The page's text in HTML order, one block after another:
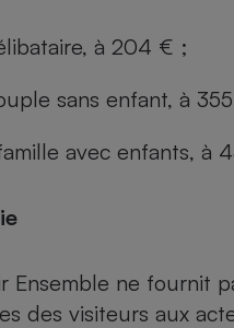
à 204 € ;
sans enfant, à
avec enfants, à
Ensemble ne fournit
des visiteurs aux